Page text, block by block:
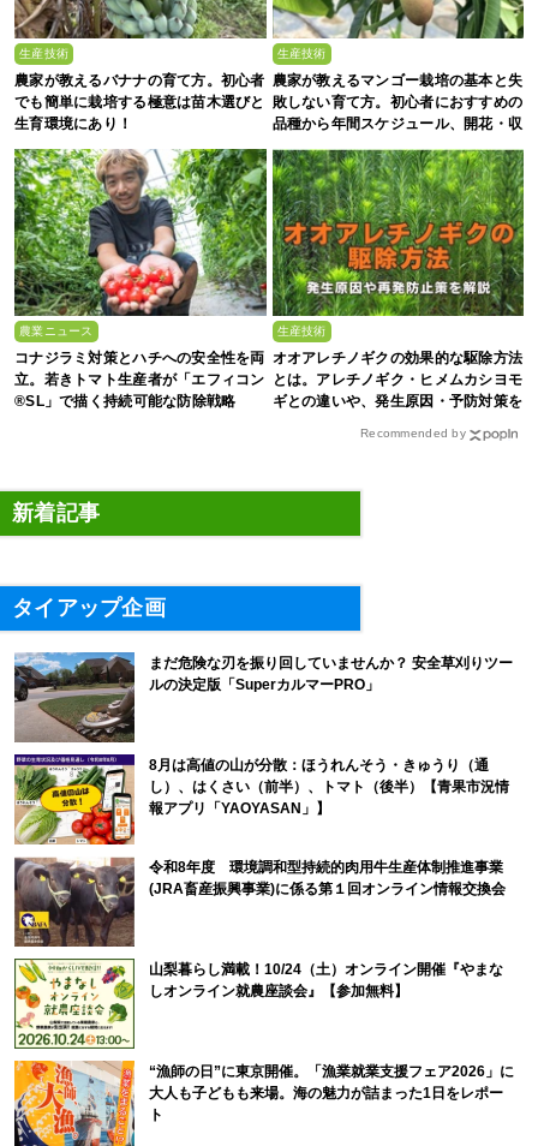
生産技術
農家が教えるバナナの育て方。初心者
でも簡単に栽培する極意は苗木選びと
生育環境にあり！
生産技術
農家が教えるマンゴー栽培の基本と失
敗しない育て方。初心者におすすめの
品種から年間スケジュール、開花・収
農業ニュース
コナジラミ対策とハチへの安全性を両
立。若きトマト生産者が「エフィコン
®SL」で描く持続可能な防除戦略
生産技術
オオアレチノギクの効果的な駆除方法
とは。アレチノギク・ヒメムカシヨモ
ギとの違いや、発生原因・予防対策を
Recommended by
新着記事
タイアップ企画
まだ危険な刃を振り回していませんか？ 安全草刈りツー
ルの決定版「SuperカルマーPRO」
8月は高値の山が分散：ほうれんそう・きゅうり（通
し）、はくさい（前半）、トマト（後半）【青果市況情
報アプリ「YAOYASAN」】
令和8年度 環境調和型持続的肉用牛生産体制推進事業
(JRA畜産振興事業)に係る第１回オンライン情報交換会
山梨暮らし満載！10/24（土）オンライン開催『やまな
しオンライン就農座談会』【参加無料】
“漁師の日”に東京開催。「漁業就業支援フェア2026」に
大人も子どもも来場。海の魅力が詰まった1日をレポー
ト